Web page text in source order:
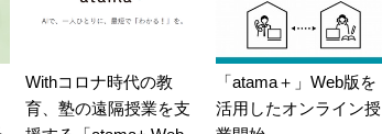
Withコロナ時代の教
育、塾の遠隔授業を支
「atama＋」Web版を
活用したオンライン授